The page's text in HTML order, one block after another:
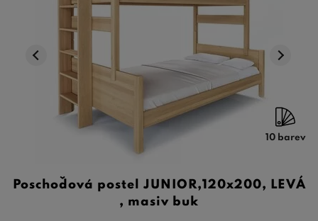
10 barev
Poschoďová postel JUNIOR,120x200, LEVÁ
, masiv buk